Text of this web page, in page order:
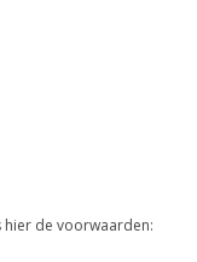
hier de voorwaarden: